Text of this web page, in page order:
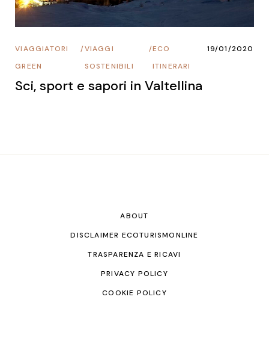
ECO
ITINERARI
/
VIAGGI
SOSTENIBILI
/
VIAGGIATORI
GREEN
19/01/2020
Sci, sport e sapori in Valtellina
ABOUT
DISCLAIMER ECOTURISMONLINE
TRASPARENZA E RICAVI
PRIVACY POLICY
COOKIE POLICY